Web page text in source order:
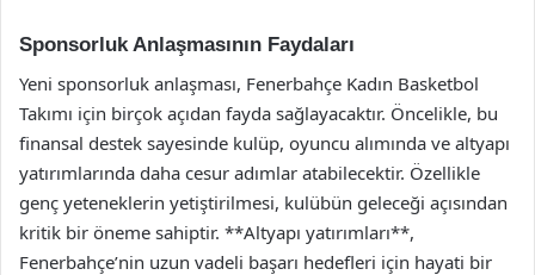
Sponsorluk Anlaşmasının Faydaları
Yeni sponsorluk anlaşması, Fenerbahçe Kadın Basketbol
Takımı için birçok açıdan fayda sağlayacaktır. Öncelikle, bu
finansal destek sayesinde kulüp, oyuncu alımında ve altyapı
yatırımlarında daha cesur adımlar atabilecektir. Özellikle
genç yeteneklerin yetiştirilmesi, kulübün geleceği açısından
kritik bir öneme sahiptir. **Altyapı yatırımları**,
Fenerbahçe’nin uzun vadeli başarı hedefleri için hayati bir